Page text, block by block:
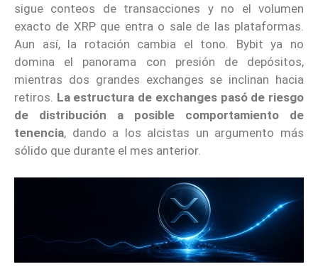
sigue conteos de transacciones y no el volumen
exacto de XRP que entra o sale de las plataformas.
Aun así, la rotación cambia el tono. Bybit ya no
domina el panorama con presión de depósitos,
mientras dos grandes exchanges se inclinan hacia
retiros. La estructura de exchanges pasó de riesgo
de distribución a posible comportamiento de
tenencia, dando a los alcistas un argumento más
sólido que durante el mes anterior.